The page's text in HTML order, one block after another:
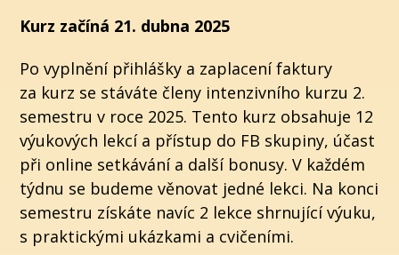
Kurz začíná 21. dubna 2025
Po vyplnění přihlášky a zaplacení faktury
za kurz se stáváte členy intenzivního kurzu 2.
semestru v roce 2025. Tento kurz obsahuje 12
výukových lekcí a přístup do FB skupiny, účast
při online setkávání a další bonusy. V každém
týdnu se budeme věnovat jedné lekci. Na konci
semestru získáte navíc 2 lekce shrnující výuku,
s praktickými ukázkami a cvičeními.